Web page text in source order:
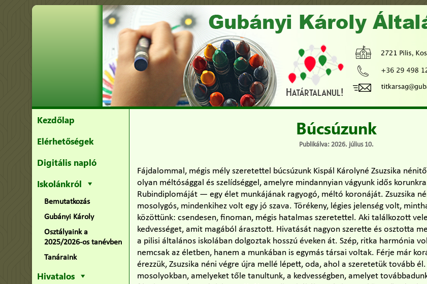
Kezdőlap
Elérhetőségek
Digitális napló
Iskolánkról
Bemutatkozás
Gubányi Károly
Osztályaink a
2025/2026-os tanévben
Tanáraink
Hivatalos
Búcsúzunk
Publikálva: 2026. július 10.
Fájdalommal, mégis mély szeretettel búcsúzunk Kispál Károlyné Zsuzsika
olyan méltósággal és szelídséggel, amelyre mindannyian vágyunk idős
Rubindiplomáját — egy élet munkájának ragyogó, méltó koronáját. Zsuzsika
mosolygós, mindenkihez volt egy jó szava. Törékeny, légies jelenség volt,
közöttünk: csendesen, finoman, mégis hatalmas szeretettel. Aki találkozott
kedvességet, amit magából árasztott. Hivatását nagyon szerette és osztotta
a pilisi általános iskolában dolgoztak hosszú éveken át. Szép, ritka harmónia
nemcsak az életben, hanem a munkában is egymás társai voltak. Férje már
érezzük, Zsuzsika néni végre újra mellé lépett, oda, ahol a szeretetük tovább
mosolyokban, amelyeket tőle tanultunk, a kedvességben, amelyet